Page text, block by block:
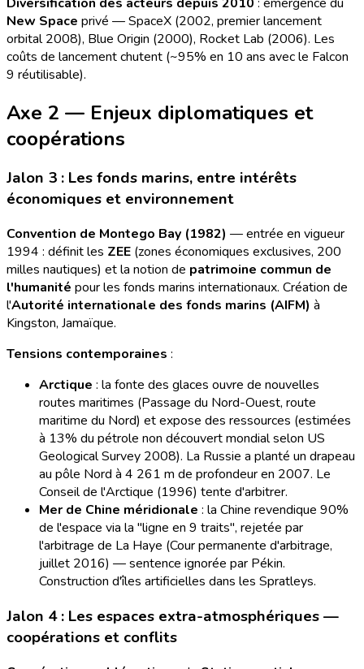
New Space privé — SpaceX (2002, premier lancement
orbital 2008), Blue Origin (2000), Rocket Lab (2006). Les
coûts de lancement chutent (~95% en 10 ans avec le Falcon
9 réutilisable).
Axe 2 — Enjeux diplomatiques et
coopérations
Jalon 3 : Les fonds marins, entre intérêts
économiques et environnement
Convention de Montego Bay (1982) — entrée en vigueur
1994 : définit les ZEE (zones économiques exclusives, 200
milles nautiques) et la notion de patrimoine commun de
l'humanité pour les fonds marins internationaux. Création de
l'Autorité internationale des fonds marins (AIFM) à
Kingston, Jamaïque.
Tensions contemporaines :
Arctique : la fonte des glaces ouvre de nouvelles
routes maritimes (Passage du Nord-Ouest, route
maritime du Nord) et expose des ressources (estimées
à 13% du pétrole non découvert mondial selon US
Geological Survey 2008). La Russie a planté un drapeau
au pôle Nord à 4 261 m de profondeur en 2007. Le
Conseil de l'Arctique (1996) tente d'arbitrer.
Mer de Chine méridionale : la Chine revendique 90%
de l'espace via la "ligne en 9 traits", rejetée par
l'arbitrage de La Haye (Cour permanente d'arbitrage,
juillet 2016) — sentence ignorée par Pékin.
Construction d'îles artificielles dans les Spratleys.
Jalon 4 : Les espaces extra-atmosphériques —
coopérations et conflits